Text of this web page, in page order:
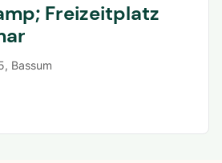
Freizeitplatz
, Bassum